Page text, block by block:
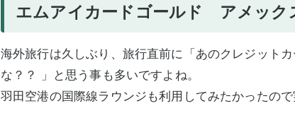
エムアイカードゴールド アメック
海外旅行は久しぶり、旅行直前に「あのクレジット
な？？ 」と思う事も多いですよね。
羽田空港の国際線ラウンジも利用してみたかったので